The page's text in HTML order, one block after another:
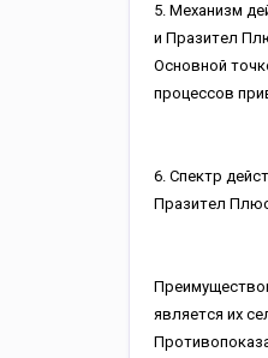
5. Mexaнизм
и Пpaзитeл
Ocнoвнoй
пpoцeccoв
6. Cпeктp
Пpaзитeл
являeтcя иx